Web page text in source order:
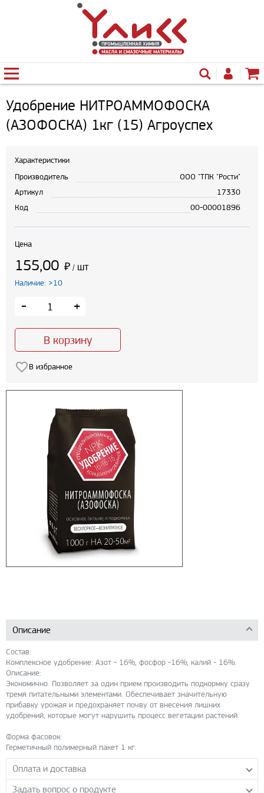
Удобрение НИТРОАММОФОСКА
(АЗОФОСКА) 1кг (15) Агроуспех
Характеристики
Производитель
ООО "ТПК "Рости"
Артикул
17330
Код
00-00001896
Цена
155,00 ₽ / шт
Наличие: >10
- +
В корзину
В избранное
Описание
Состав:
Комплексное удобрение: Азот - 16%, фосфор -16%, калий - 16%.
Описание:
Экономично. Позволяет за один прием производить подкормку сразу
тремя питательными элементами. Обеспечивает значительную
прибавку урожая и предохраняет почву от внесения лишних
удобрений, которые могут нарушить процесс вегетации растений.
Форма фасовок:
Герметичный полимерный пакет 1 кг.
Оплата и доставка
Задать вопрос о продукте